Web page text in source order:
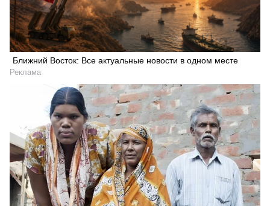
Ближний Восток: Все актуальные новости в одном месте
Реклама